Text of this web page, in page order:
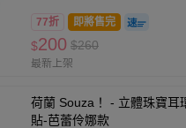
77折 即將售完
$200 $260
最新上架
荷蘭 Souza！ - 立體珠寶耳
貼-芭蕾伶娜款